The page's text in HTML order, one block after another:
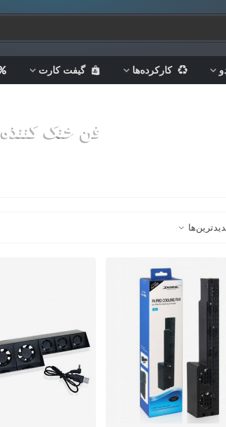
کارکرده‌ها گیفت کارت
فن خنک کننذه